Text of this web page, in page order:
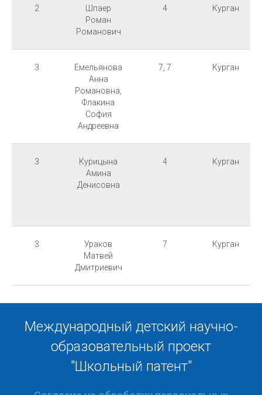
2
Шпаер
Роман
Романович
4 Курган
3
Емельянова
Анна
Романовна,
Флакина
София
Андреевна
7, 7 Курган
3
Курицына
Амина
Денисовна
4 Курган
3
Ураков
Матвей
Дмитриевич
7 Курган
Международный детский научно-
образовательный проект
"Школьный патент"